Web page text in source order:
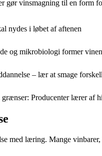
gør vinsmagning til en form
nydes i løbet af aftenen
og mikrobiologi former
– lær at smage
Producenter lærer af
med læring. Mange